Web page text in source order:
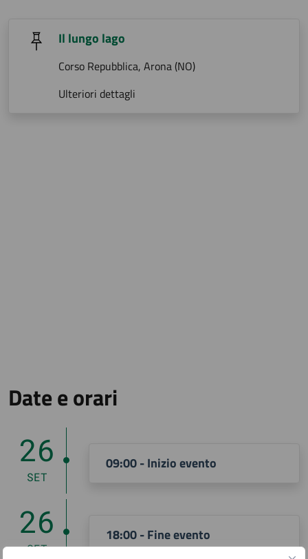
Il lungo lago
Corso Repubblica, Arona (NO)
Ulteriori dettagli
Date e orari
26
SET
09:00 - Inizio evento
26
SET
18:00 - Fine evento